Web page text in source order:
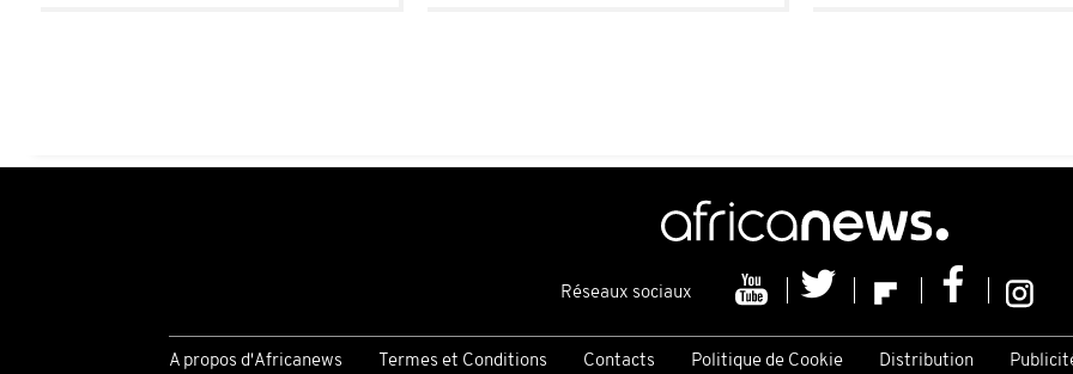
Réseaux sociaux
A propos d'Africanews Termes et Conditions Contacts Politique de Cookie Distribution